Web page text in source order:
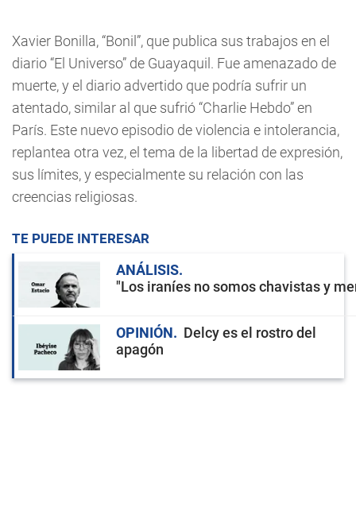
Xavier Bonilla, “Bonil”, que publica sus trabajos en el
diario “El Universo” de Guayaquil. Fue amenazado de
muerte, y el diario advertido que podría sufrir un
atentado, similar al que sufrió “Charlie Hebdo” en
París. Este nuevo episodio de violencia e intolerancia,
replantea otra vez, el tema de la libertad de expresión,
sus límites, y especialmente su relación con las
creencias religiosas.
TE PUEDE INTERESAR
ANÁLISIS
"Los iraníes no somos chavistas y
OPINIÓN
Delcy es el rostro del
apagón